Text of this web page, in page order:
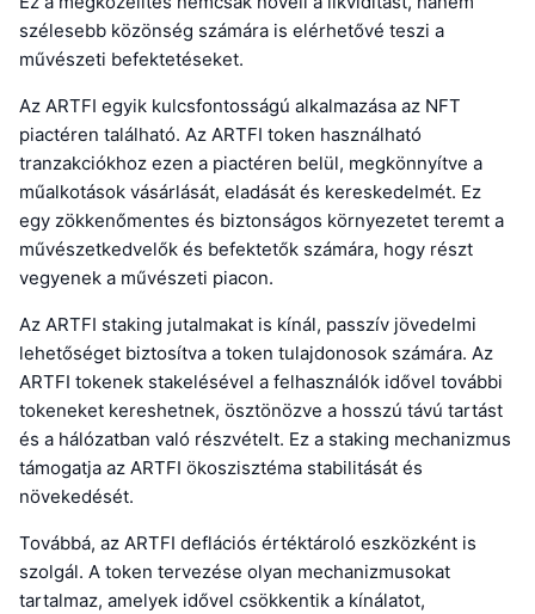
szélesebb közönség számára is elérhetővé teszi a
művészeti befektetéseket.
Az ARTFI egyik kulcsfontosságú alkalmazása az NFT
piactéren található. Az ARTFI token használható
tranzakciókhoz ezen a piactéren belül, megkönnyítve a
műalkotások vásárlását, eladását és kereskedelmét. Ez
egy zökkenőmentes és biztonságos környezetet teremt a
művészetkedvelők és befektetők számára, hogy részt
vegyenek a művészeti piacon.
Az ARTFI staking jutalmakat is kínál, passzív jövedelmi
lehetőséget biztosítva a token tulajdonosok számára. Az
ARTFI tokenek stakelésével a felhasználók idővel további
tokeneket kereshetnek, ösztönözve a hosszú távú tartást
és a hálózatban való részvételt. Ez a staking mechanizmus
támogatja az ARTFI ökoszisztéma stabilitását és
növekedését.
Továbbá, az ARTFI deflációs értéktároló eszközként is
szolgál. A token tervezése olyan mechanizmusokat
tartalmaz, amelyek idővel csökkentik a kínálatot,